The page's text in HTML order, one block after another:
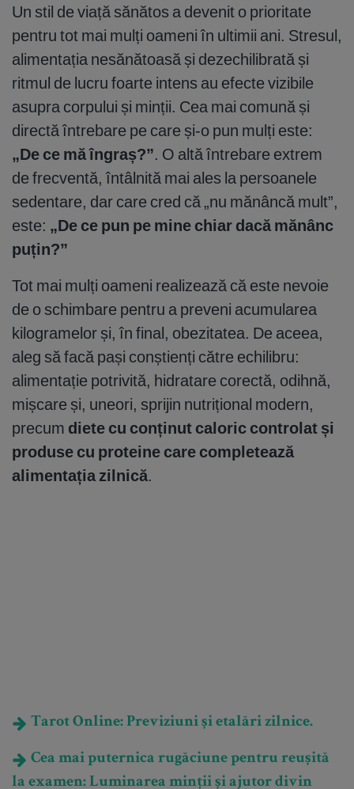
Un stil de viață sănătos a devenit o prioritate
pentru tot mai mulți oameni în ultimii ani. Stresul,
alimentația nesănătoasă și dezechilibrată și
ritmul de lucru foarte intens au efecte vizibile
asupra corpului și minții. Cea mai comună și
directă întrebare pe care și-o pun mulți este:
„De ce mă îngraș?”. O altă întrebare extrem
de frecventă, întâlnită mai ales la persoanele
sedentare, dar care cred că „nu mănâncă mult”,
este: „De ce pun pe mine chiar dacă mănânc
puțin?”
Tot mai mulți oameni realizează că este nevoie
de o schimbare pentru a preveni acumularea
kilogramelor și, în final, obezitatea. De aceea,
aleg să facă pași conștienți către echilibru:
alimentație potrivită, hidratare corectă, odihnă,
mișcare și, uneori, sprijin nutrițional modern,
precum diete cu conținut caloric controlat și
produse cu proteine care completează
alimentația zilnică.
Tarot Online: Previziuni și etalări zilnice.
Cea mai puternica rugăciune pentru reușită
la examen: Luminarea minții și ajutor divin